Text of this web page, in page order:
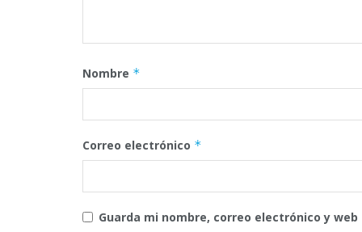
Nombre *
Correo electrónico *
Guarda mi nombre, correo electrónico y